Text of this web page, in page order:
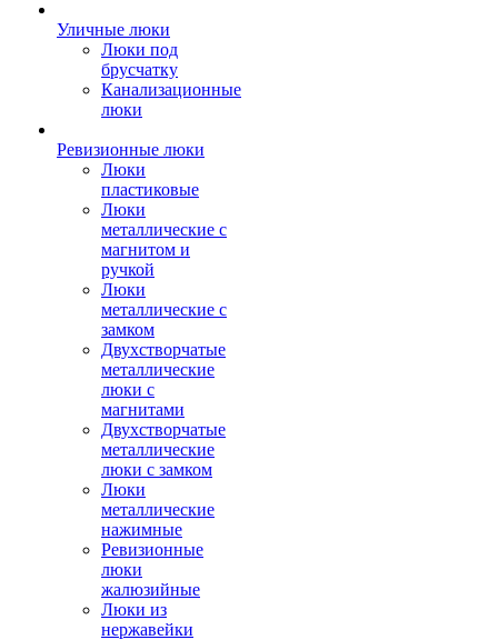
Уличные люки
Люки под
брусчатку
Канализационные
люки
Ревизионные люки
Люки
пластиковые
Люки
металлические с
магнитом и
ручкой
Люки
металлические с
замком
Двухстворчатые
металлические
люки с
магнитами
Двухстворчатые
металлические
люки с замком
Люки
металлические
нажимные
Ревизионные
люки
жалюзийные
Люки из
нержавейки